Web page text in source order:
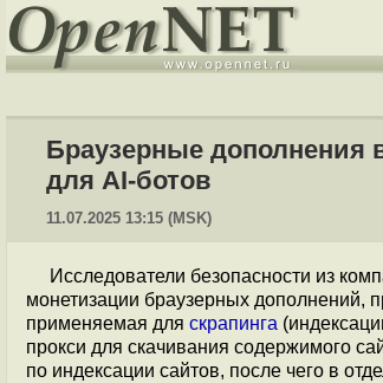
Браузерные дополнения
для AI-ботов
11.07.2025 13:15 (MSK)
Исследователи безопасности из
монетизации браузерных дополнений,
применяемая для скрапинга
прокси для скачивания содержимого
по индексации сайтов, после чего в